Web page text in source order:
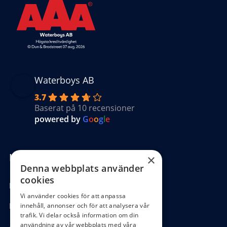
Waterboys AB
3.7
Baserat på 10 recensioner
powered by Google
Kundinformation
Köpvillkor
Hantering GDPR
×
Denna webbplats använder
cookies
Vi använder cookies för att anpassa
innehåll, annonser och för att analysera vår
trafik. Vi delar också information om din
användning av vår webbplats med våra